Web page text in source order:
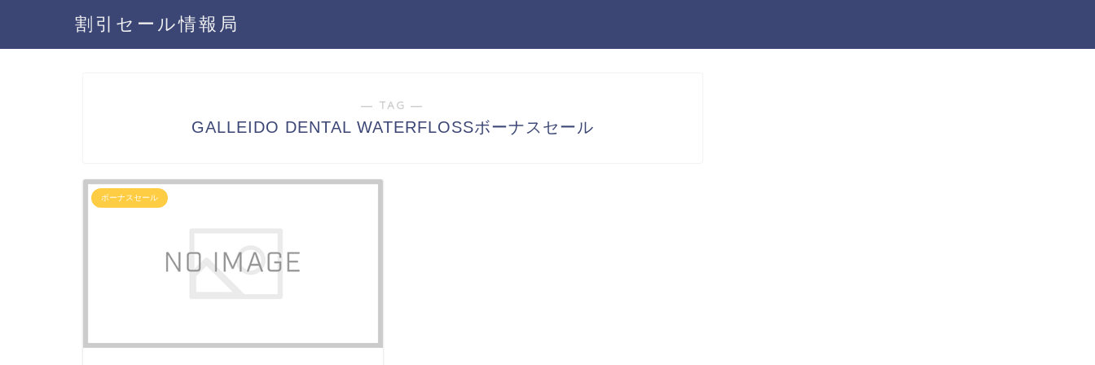
割引セール情報局
― TAG ―
GALLEIDO DENTAL WATERFLOSSボーナスセール
ボーナスセール